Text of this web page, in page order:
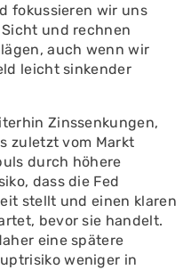
fokussieren wir uns
und rechnen
auch wenn wir
leicht sinkender
Zinssenkungen,
zuletzt vom Markt
durch höhere
dass die Fed
stellt und einen klaren
bevor sie handelt.
eine spätere
weniger in